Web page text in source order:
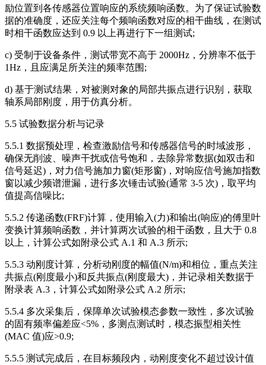
励位置到各传感器位置响应的系统频响函数。为了保证试验数
据的准确度，还应关注每个频响函数对应的相干曲线，在测试
时相干函数应达到 0.9 以上再进行下一组测试;
c) 受制于设备条件，测试带宽不高于 2000Hz，分辨率不低于
1Hz，且应满足所关注的频率范围;
d) 基于测试结果，对被测对象的局部共振点进行识别，获取
轴系局部刚度，用于仿真分析。
5.5 试验数据分析与记录
5.5.1 数据预处理，检查激励信号和传感器信号的时域波形，
确保无削波、噪声干扰或信号饱和，去除异常数据(如双击和
信号延迟)，对力信号施加力窗(矩形窗)，对响应信号施加指数
窗以减少频谱泄漏，进行多次锤击试验(通常 3-5 次)，取平均
值提高信噪比;
5.5.2 传递函数(FRF)计算，使用输入(力)和输出(响应)的傅里叶
变换计算频响函数，并计算两次试验的相干函数，且大于 0.8
以上，计算公式如附录公式 A.1 和 A.3 所示;
5.5.3 动刚度计算，分析动刚度的幅值(N/m)和相位，重点关注
共振点(刚度最小)和反共振点(刚度最大)，并记录相关数据于
附录表 A.3，计算公式如附录公式 A.2 所示;
5.5.4 多次采集后，保障单次试验模态参数一致性，多次试验
的固有频率偏差应<5%，多测点测试时，模态振型相关性
(MAC 值)应>0.9;
5.5.5 测试完成后，在目标频段内，动刚度变化不超过设计值